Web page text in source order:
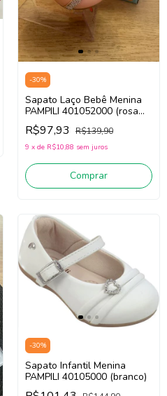
-30%
Sapato Laço Bebê Menina
PAMPILI 401052000 (rosa
novo)
R$97,93 R$139,90
9 x de R$10,88 sem juros
Comprar
-30%
Sapato Infantil Menina
PAMPILI 40105000 (branco)